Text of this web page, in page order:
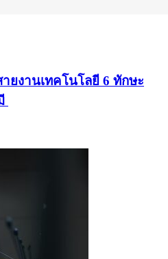
ยงานเทคโนโลยี 6 ทักษะ